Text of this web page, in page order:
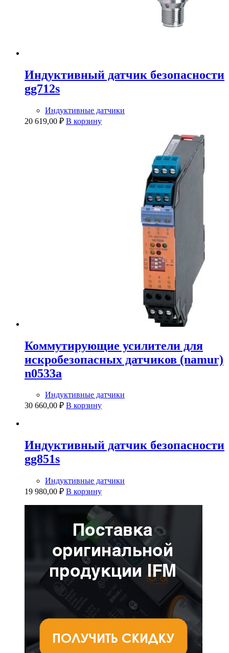
Индуктивный датчик безопасности
gg712s
Индуктивные датчики
20 619,00 ₽ В корзину
Коммутирующие усилители для
искробезопасных датчиков (namur)
n0533a
Индуктивные датчики
30 660,00 ₽ В корзину
Индуктивный датчик безопасности
gg851s
Индуктивные датчики
19 980,00 ₽ В корзину